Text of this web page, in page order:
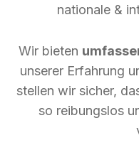
nationale &
Wir bieten
unserer Erfahrung
stellen wir sicher,
so reibungslos